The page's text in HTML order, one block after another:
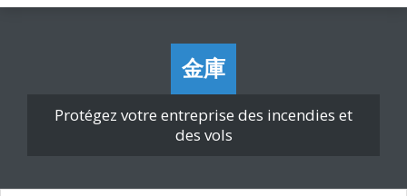
金庫
Protégez votre entreprise des incendies et
des vols